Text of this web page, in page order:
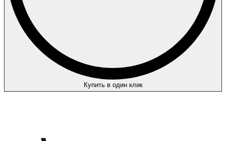
Купить в один клик